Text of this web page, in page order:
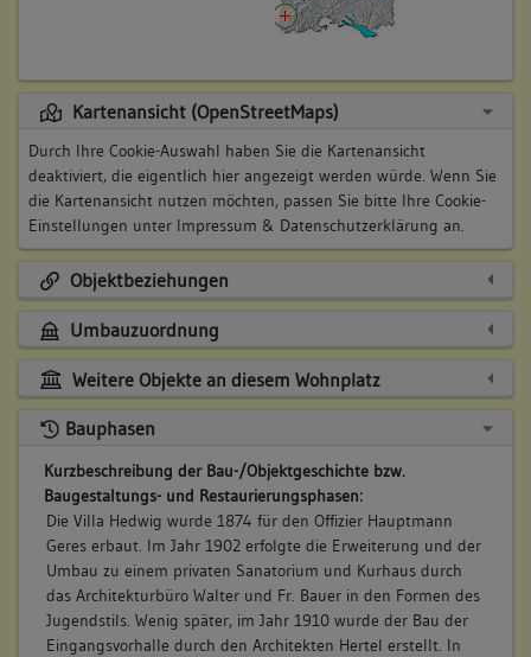
Kartenansicht (OpenStreetMaps)
Durch Ihre Cookie-Auswahl haben Sie die Kartenansicht
deaktiviert, die eigentlich hier angezeigt werden würde. Wenn Sie
die Kartenansicht nutzen möchten, passen Sie bitte Ihre Cookie-
Einstellungen unter Impressum & Datenschutzerklärung an.
Objektbeziehungen
Umbauzuordnung
Weitere Objekte an diesem Wohnplatz
Bauphasen
Kurzbeschreibung der Bau-/Objektgeschichte bzw.
Baugestaltungs- und Restaurierungsphasen:
Die Villa Hedwig wurde 1874 für den Offizier Hauptmann
Geres erbaut. Im Jahr 1902 erfolgte die Erweiterung und der
Umbau zu einem privaten Sanatorium und Kurhaus durch
das Architekturbüro Walter und Fr. Bauer in den Formen des
Jugendstils. Wenig später, im Jahr 1910 wurde der Bau der
Eingangsvorhalle durch den Architekten Hertel erstellt. In